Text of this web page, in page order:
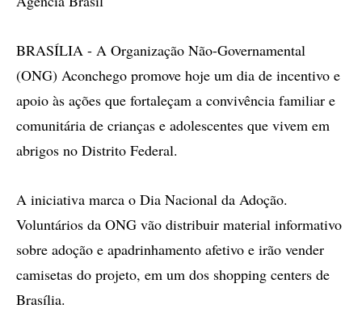
BRASÍLIA - A Organização Não-Governamental
(ONG) Aconchego promove hoje um dia de incentivo e
apoio às ações que fortaleçam a convivência familiar e
comunitária de crianças e adolescentes que vivem em
abrigos no Distrito Federal.
A iniciativa marca o Dia Nacional da Adoção.
Voluntários da ONG vão distribuir material informativo
sobre adoção e apadrinhamento afetivo e irão vender
camisetas do projeto, em um dos shopping centers de
Brasília.